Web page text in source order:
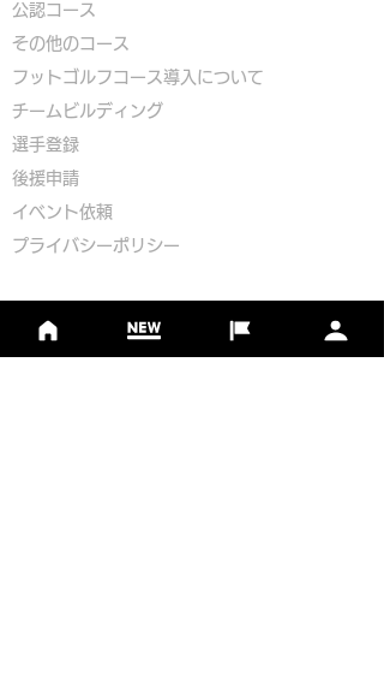
公認コース
​その他のコース
​ フットゴルフコース導入について
​チームビルディング
選手登録​
​後援申請
​イベント依頼
プライバシーポリシー